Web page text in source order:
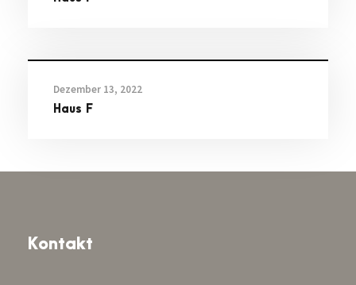
Dezember 13, 2022
Haus F
Kontakt